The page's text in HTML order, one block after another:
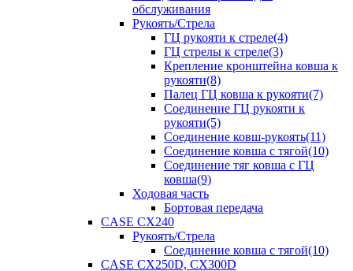
обслуживания
Рукоять/Стрела
ГЦ рукояти к стреле(4)
ГЦ стрелы к стреле(3)
Крепление кронштейна ковша к
рукояти(8)
Палец ГЦ ковша к рукояти(7)
Соединение ГЦ рукояти к
рукояти(5)
Соединение ковш-рукоять(11)
Соединение ковша с тягой(10)
Соединение тяг ковша с ГЦ
ковша(9)
Ходовая часть
Бортовая передача
CASE CX240
Рукоять/Стрела
Соединение ковша с тягой(10)
CASE CX250D, CX300D